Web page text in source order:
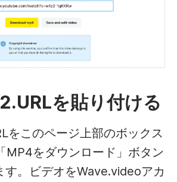
を貼り付ける
をこのページ上部のボックス
MP4をダウンロード」ボタン
す。ビデオをWave.videoアカ